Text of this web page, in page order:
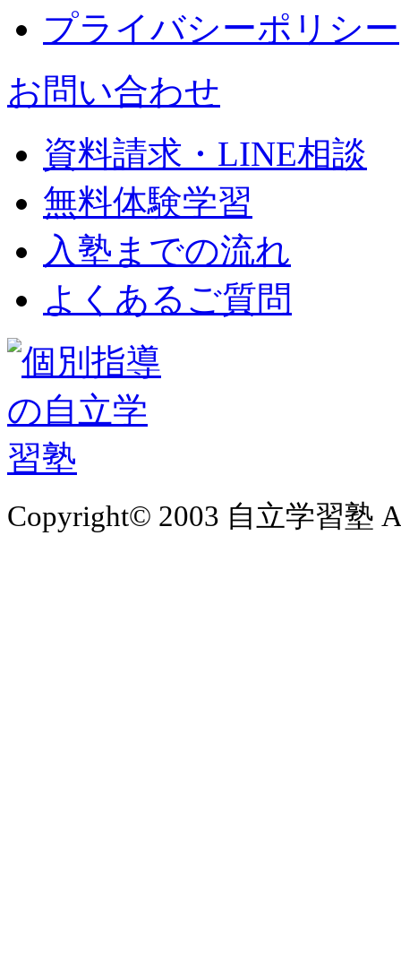
プライバシーポリシー
お問い合わせ
資料請求・LINE相談
無料体験学習
入塾までの流れ
よくあるご質問
Copyright© 2003 自立学習塾